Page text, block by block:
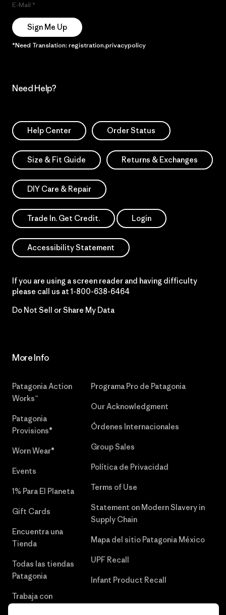
E-Mail
Sign Me Up
*Need Translation: registration.privacypolicy
Need Help?
Help Center Order Status
Size & Fit Guide Returns & Exchanges
DIY Care & Repair
Trade In. Get Credit. Login
Accessibility Statement
If you are using a screen reader and having difficulty
please call us at 1-800-638-6464
Do Not Sell or Share My Data
More Info
Patagonia Action
Works™
Patagonia
Provisions®
Worn Wear®
Events
1% Para El Planeta
Gift Cards
Encuentra una
Tienda
Todas las tiendas
Patagonia
Trabaja con
Programa Pro de Patagonia
Our Acknowledgment
Órdenes Internacionales
Group Sales
Política de Privacidad
Terms of Use
Statement on Modern Slavery in
Supply Chain
Mapa del sitio Patagonia México
UPF Recall
Infant Product Recall